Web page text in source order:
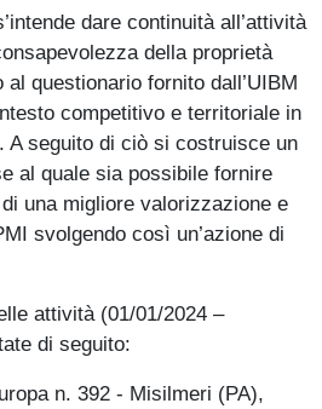
dare continuità all’attività
della proprietà
questionario fornito dall’UIBM
competitivo e territoriale in
A seguito di ciò si costruisce un
al quale sia possibile fornire
una migliore valorizzazione e
svolgendo così un’azione di
attività (01/01/2024 –
di seguito:
n. 392 - Misilmeri (PA),